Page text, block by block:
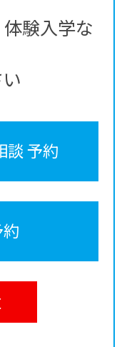
験入学な
談 予約